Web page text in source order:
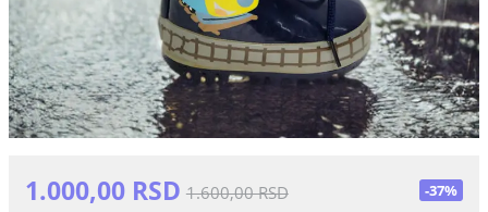
1.000,00 RSD 1.600,00 RSD -37%